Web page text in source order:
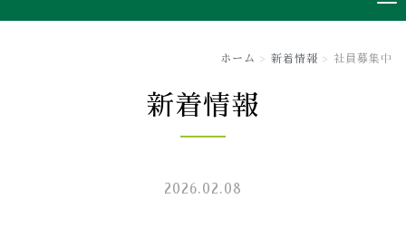
ホーム 新着情報 社員募集中
新着情報
2026.02.08